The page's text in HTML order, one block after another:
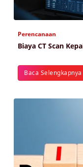
Perencanaan
Biaya CT Scan
Baca Selengkapnya